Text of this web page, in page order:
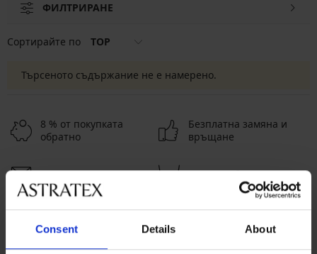
Consent Details About
ФИЛТРИРАНЕ
Сортирайте по TOP
Търсеното съдържание не е намерено.
8 % от покупката
обратно
Безплатна замяна и
връщане
Изгодна Как да изберем
Обслужване на клиенти
На разположение сме всеки работен ден от 9:00 до 17:00